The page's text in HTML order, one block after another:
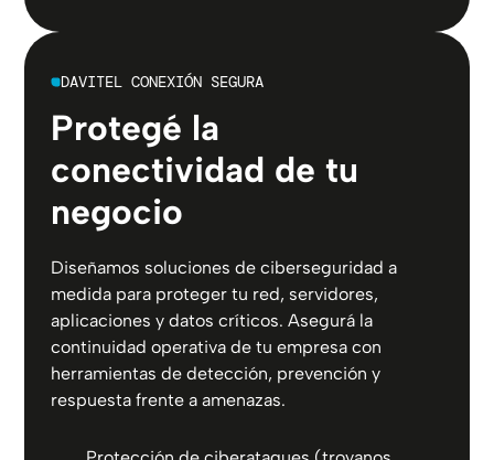
DAVITEL CONEXIÓN SEGURA
Protegé la
conectividad de tu
negocio
Diseñamos soluciones de ciberseguridad a
medida para proteger tu red, servidores,
aplicaciones y datos críticos. Asegurá la
continuidad operativa de tu empresa con
herramientas de detección, prevención y
respuesta frente a amenazas.